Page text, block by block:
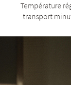
Température
transport